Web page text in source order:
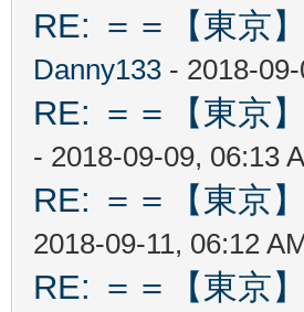
RE: ＝＝【東京
Danny133 - 2018-
RE: ＝＝【東京
- 2018-09-09, 06:13
RE: ＝＝【東京
2018-09-11, 06:12
RE: ＝＝【東京